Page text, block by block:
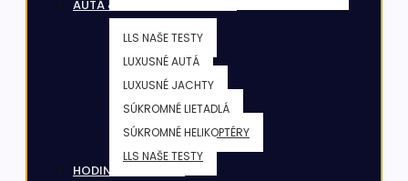
AUTÁ & JACHTY & LIETADLÁ
LLS NAŠE TESTY
LUXUSNÉ AUTÁ
LUXUSNÉ JACHTY
SÚKROMNÉ LIETADLÁ
SÚKROMNÉ HELIKOPTÉRY
LLS NAŠE TESTY
HODINKY & ŠPERKY